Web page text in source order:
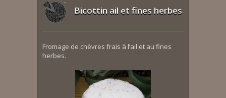
Bicottin ail et fines herbes
Fromage de chèvres frais à l’ail et au fines
herbes.